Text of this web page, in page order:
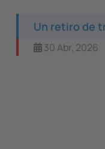
Un retiro de
30 Abr, 2026